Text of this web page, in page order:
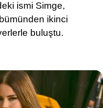
WhatsApp İhbar Hattı
ismi Simge,
ikinci
buluştu.